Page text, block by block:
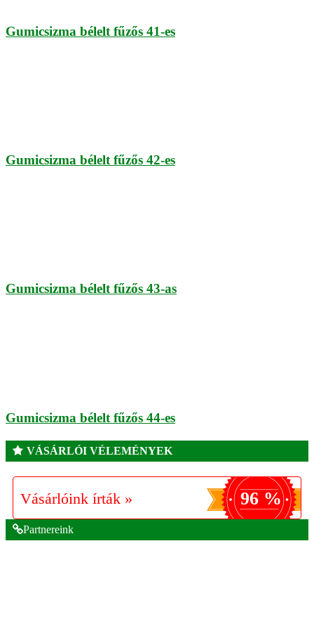
Gumicsizma bélelt fűzős 41-es
Gumicsizma bélelt fűzős 42-es
Gumicsizma bélelt fűzős 43-as
Gumicsizma bélelt fűzős 44-es
VÁSÁRLÓI VÉLEMÉNYEK
Vásárlóink írták » 96 %
Partnereink